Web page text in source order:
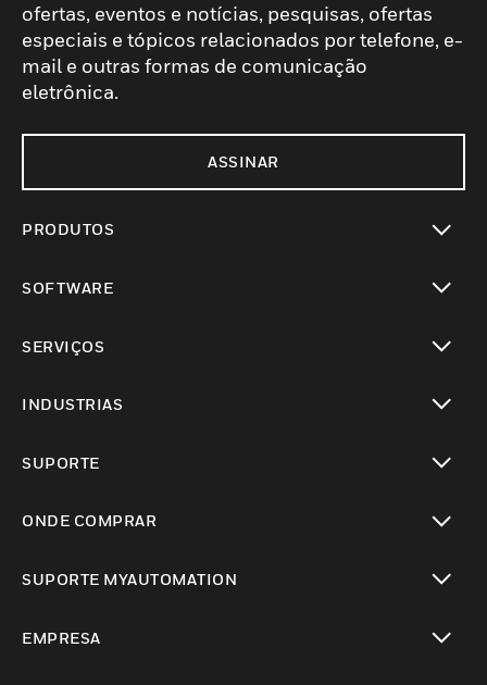
ofertas, eventos e notícias, pesquisas, ofertas
especiais e tópicos relacionados por telefone, e-
mail e outras formas de comunicação
eletrônica.
ASSINAR
PRODUTOS
SOFTWARE
SERVIÇOS
INDUSTRIAS
SUPORTE
ONDE COMPRAR
SUPORTE MYAUTOMATION
EMPRESA